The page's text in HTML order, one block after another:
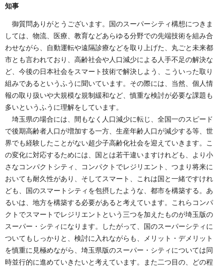
知事
御質問ありがとうございます。国のスーパーシティ構想につきま
しては、物流、医療、教育などあらゆる分野での先端技術を組み合
わせながら、自動運転や遠隔診療などを取り上げた、丸ごと未来都
市とも言われており、高齢社会や人口減少による人手不足の解決な
ど、今後の日本社会をスマート技術で解決しよう、こういった取り
組みであるというふうに聞いています。その際には、当然、個人情
報の取り扱いや大規模な規制緩和など、慎重な検討が必要な課題も
多いというふうに理解をしています。
埼玉県の場合には、間もなく人口減少に転じ、全国一のスピード
で後期高齢者人口が増加する一方、生産年齢人口が減少する等、世
界でも経験したことがない超少子高齢化社会を迎えていきます。こ
の変化に対応するためには、国とは若干違いますけれども、より小
さなコンパクトシティ、コンパクトでレジリエント、つまり将来に
おいても耐久性があり、そしてスマート、これは国と一緒ですけれ
ども、国のスマートシティを包摂したような、都市を構築する。あ
るいは、地方を構築する必要があると考えています。これらコンパ
クトでスマートでレジリエントという三つを加えたものが埼玉版の
スーパー・シティになります。したがって、国のスーパーシティに
ついてもしっかりと、検討に入れながらも、メリット・デメリット
を慎重に見極めながら、埼玉県版のスーパー・シティについては同
時並行的に進めていきたいと考えています。また二つ目の、どの程